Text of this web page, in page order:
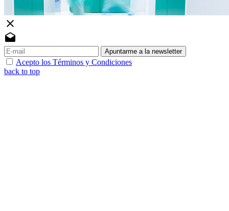
close
drafts
Apuntarme a la newsletter
Acepto los Términos y Condiciones
back to top